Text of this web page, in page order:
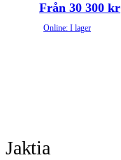
Från 30 300 kr
Online: I lager
Jaktia